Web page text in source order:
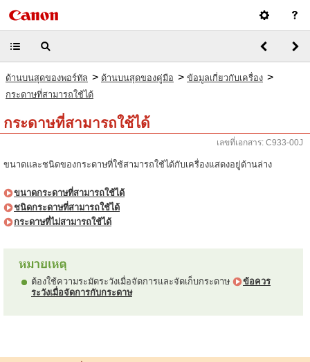
ด้านบนสุดของพอร์ทัล > ด้านบนสุดของคู่มือ > ข้อมูลเกี่ยวกับเครื่อง >
กระดาษที่สามารถใช้ได้
กระดาษที่สามารถใช้ได้
เลขที่เอกสาร: C933-00J
ขนาดและชนิดของกระดาษที่ใช้สามารถใช้ได้กับเครื่องแสดงอยู่ด้านล่าง
ขนาดกระดาษที่สามารถใช้ได้
ชนิดกระดาษที่สามารถใช้ได้
กระดาษที่ไม่สามารถใช้ได้
ต้องใช้ความระมัดระวังเมื่อจัดการและจัดเก็บกระดาษ
ข้อควร
ระวังเมื่อจัดการกับกระดาษ